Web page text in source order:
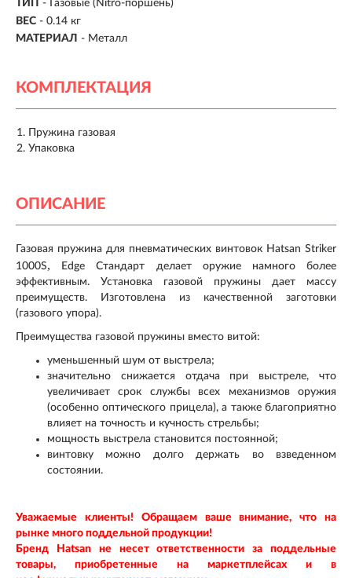
ТИП -
Газовые (Nitro-поршень)
ВЕС - 0.14 кг
МАТЕРИАЛ - Металл
КОМПЛЕКТАЦИЯ
Пружина газовая
Упаковка
ОПИСАНИЕ
Газовая пружина для пневматических винтовок Hatsan Striker
1000S, Edge Стандарт делает оружие намного более
эффективным. Установка газовой пружины дает массу
преимуществ. Изготовлена из качественной заготовки
(газового упора).
Преимущества газовой пружины вместо витой:
уменьшенный шум от выстрела;
значительно снижается отдача при выстреле, что
увеличивает срок службы всех механизмов оружия
(особенно оптического прицела), а также благоприятно
влияет на точность и кучность стрельбы;
мощность выстрела становится постоянной;
винтовку можно долго держать во взведенном
состоянии.
Уважаемые клиенты! Обращаем ваше внимание, что на
рынке много поддельной продукции!
Бренд Hatsan
не несет ответственности за поддельные
товары, приобретенные на маркетплейсах и в